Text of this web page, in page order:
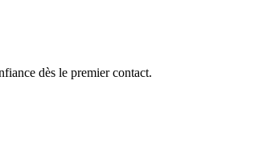
dès le premier contact.